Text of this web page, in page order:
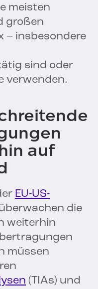
meisten
großen
– insbesondere
sind oder
verwenden.
auf
EU-US-
die
weiterhin
müssen
(TIAs) und